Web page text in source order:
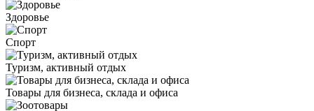
Здоровье
Спорт
Туризм, активный отдых
Товары для бизнеса, склада и офиса